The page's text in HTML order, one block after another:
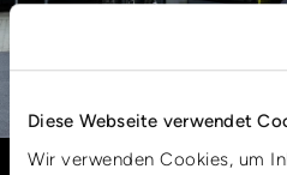
Diese Webseite verwendet
Wir verwenden Cookies, um